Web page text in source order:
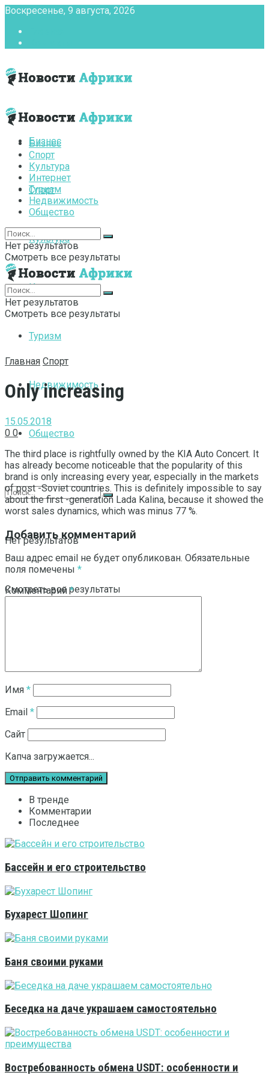
Воскресенье, 9 августа, 2026
Бизнес
Спорт
Культура
Интернет
Туризм
Недвижимость
Общество
Нет результатов
Смотреть все результаты
Бизнес
Спорт
Культура
Интернет
Туризм
Недвижимость
Общество
Нет результатов
Смотреть все результаты
Нет результатов
Смотреть все результаты
Главная Спорт
Only increasing
15.05.2018
0 0
The third place is rightfully owned by the KIA Auto Concert. It
has already become noticeable that the popularity of this
brand is only increasing every year, especially in the markets
of post -Soviet countries. This is definitely impossible to say
about the first -generation Lada Kalina, because it showed the
worst sales dynamics, which was minus 77 %.
Добавить комментарий
Ваш адрес email не будет опубликован. Обязательные
поля помечены *
Комментарий*
Имя *
Email *
Сайт
Капча загружается...
В тренде
Комментарии
Последнее
Бассейн и его строительство
Бухарест Шопинг
Баня своими руками
Беседка на даче украшаем самостоятельно
Востребованность обмена USDT: особенности и